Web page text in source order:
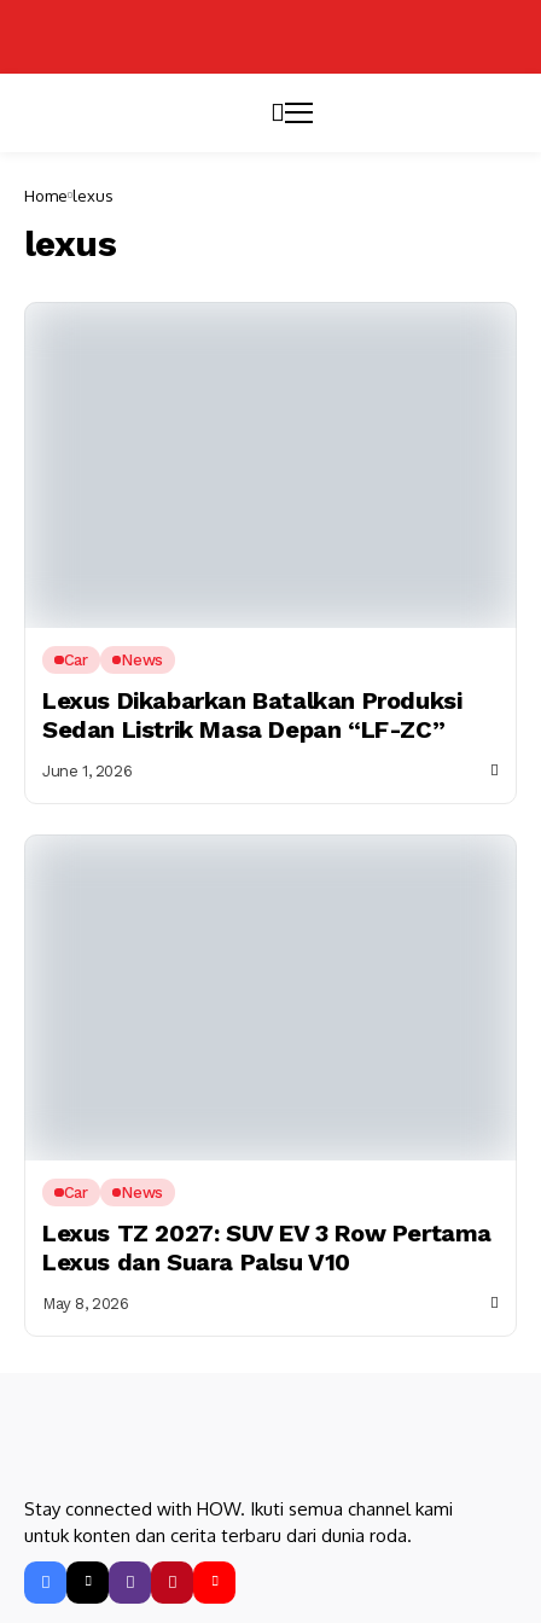
Home lexus
lexus
Car News
Lexus Dikabarkan Batalkan Produksi
Sedan Listrik Masa Depan “LF-ZC”
June 1, 2026
Car News
Lexus TZ 2027: SUV EV 3 Row Pertama
Lexus dan Suara Palsu V10
May 8, 2026
Stay connected with HOW. Ikuti semua channel kami
untuk konten dan cerita terbaru dari dunia roda.